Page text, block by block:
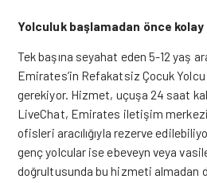
Yolculuk başlamadan önce kolay
Tek başına seyahat eden 5-12 yaş
Emirates’in Refakatsiz Çocuk
gerekiyor. Hizmet, uçuşa 24 saat
LiveChat, Emirates iletişim
ofisleri aracılığıyla rezerve
genç yolcular ise ebeveyn veya
doğrultusunda bu hizmeti almadan